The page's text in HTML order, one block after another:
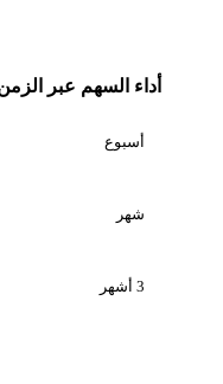
أداء السهم عبر الزمن
أسبوع
شهر
3 أشهر